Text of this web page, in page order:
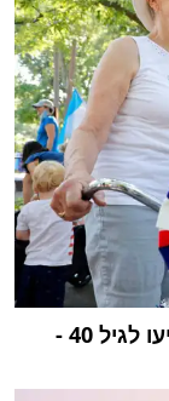
לפני 250 שנה רוב האמריקאים לא הגיעו לגיל 40 -